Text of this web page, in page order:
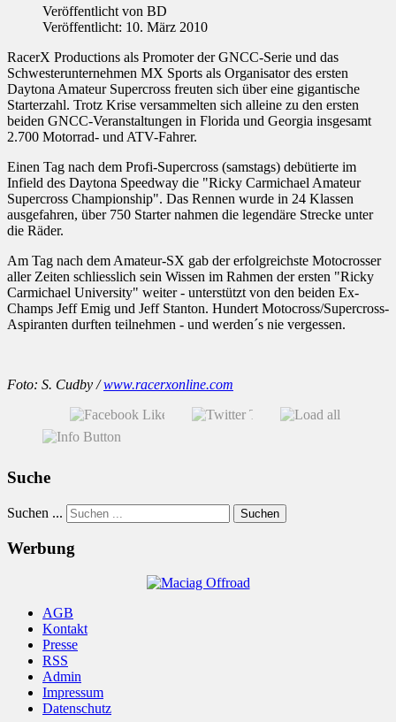
Veröffentlicht von BD
Veröffentlicht: 10. März 2010
RacerX Productions als Promoter der GNCC-Serie und das
Schwesterunternehmen MX Sports als Organisator des ersten
Daytona Amateur Supercross freuten sich über eine gigantische
Starterzahl. Trotz Krise versammelten sich alleine zu den ersten
beiden GNCC-Veranstaltungen in Florida und Georgia insgesamt
2.700 Motorrad- und ATV-Fahrer.
Einen Tag nach dem Profi-Supercross (samstags) debütierte im
Infield des Daytona Speedway die "Ricky Carmichael Amateur
Supercross Championship". Das Rennen wurde in 24 Klassen
ausgefahren, über 750 Starter nahmen die legendäre Strecke unter
die Räder.
Am Tag nach dem Amateur-SX gab der erfolgreichste Motocrosser
aller Zeiten schliesslich sein Wissen im Rahmen der ersten "Ricky
Carmichael University" weiter - unterstützt von den beiden Ex-
Champs Jeff Emig und Jeff Stanton. Hundert Motocross/Supercross-
Aspiranten durften teilnehmen - und werden´s nie vergessen.
Foto: S. Cudby /www.racerxonline.com
Suche
Suchen ... Suchen
Werbung
AGB
Kontakt
Presse
RSS
Admin
Impressum
Datenschutz